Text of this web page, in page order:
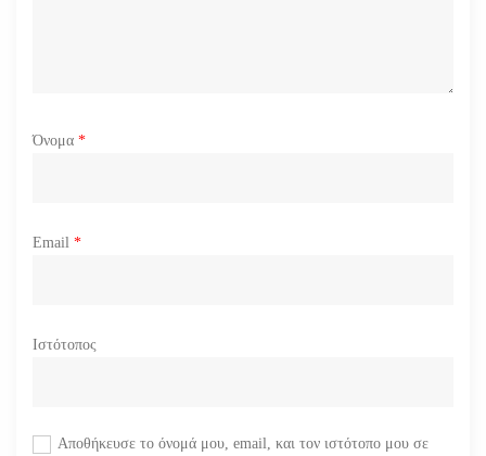
Όνομα *
Email *
Ιστότοπος
Αποθήκευσε το όνομά μου, email, και τον ιστότοπο μου σε